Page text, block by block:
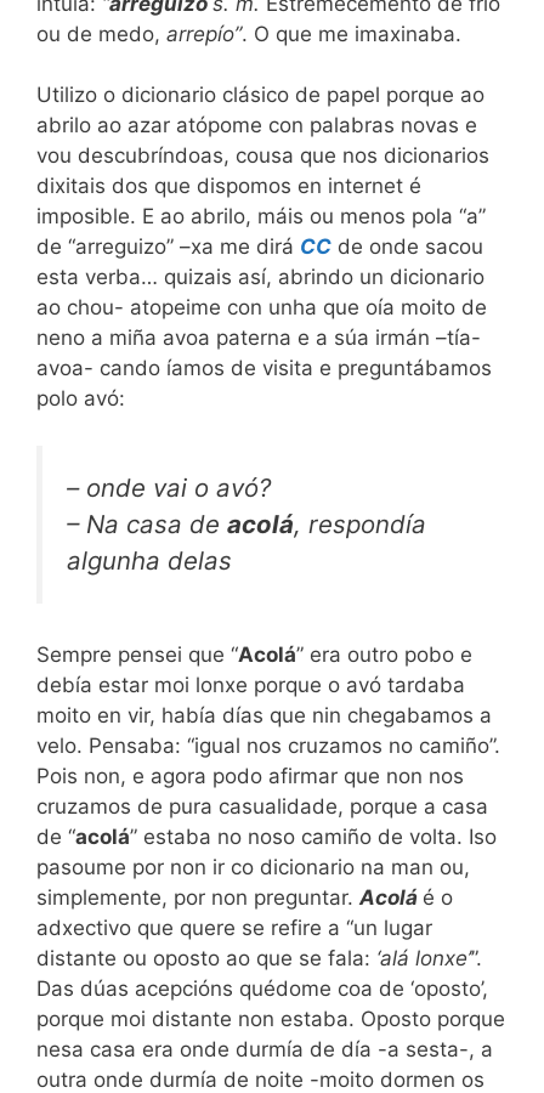
ou de medo, arrepío”. O que me imaxinaba.
Utilizo o dicionario clásico de papel porque ao
abrilo ao azar atópome con palabras novas e
vou descubríndoas, cousa que nos dicionarios
dixitais dos que dispomos en internet é
imposible. E ao abrilo, máis ou menos pola “a”
de “arreguizo” –xa me dirá CC de onde sacou
esta verba… quizais así, abrindo un dicionario
ao chou- atopeime con unha que oía moito de
neno a miña avoa paterna e a súa irmán –tía-
avoa- cando íamos de visita e preguntábamos
polo avó:
– onde vai o avó?
– Na casa de acolá, respondía
algunha delas
Sempre pensei que “Acolá” era outro pobo e
debía estar moi lonxe porque o avó tardaba
moito en vir, había días que nin chegabamos a
velo. Pensaba: “igual nos cruzamos no camiño”.
Pois non, e agora podo afirmar que non nos
cruzamos de pura casualidade, porque a casa
de “acolá” estaba no noso camiño de volta. Iso
pasoume por non ir co dicionario na man ou,
simplemente, por non preguntar.Acolá é o
adxectivo que quere se refire a “un lugar
distante ou oposto ao que se fala: ‘alá lonxe’”.
Das dúas acepcións quédome coa de ‘oposto’,
porque moi distante non estaba. Oposto porque
nesa casa era onde durmía de día -a sesta-, a
outra onde durmía de noite -moito dormen os